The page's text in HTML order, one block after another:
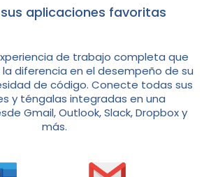
aplicaciones favoritas
de trabajo completa que
diferencia en el desempeño de su
de código. Conecte todas sus
y téngalas integradas en una
Gmail, Outlook, Slack, Dropbox y
más.